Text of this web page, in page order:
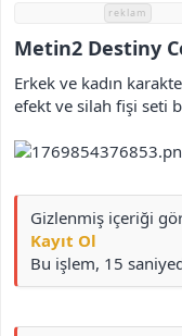
ireklam
Metin2 Destiny
Erkek ve kadın
efekt ve silah fişi seti
Gizlenmiş içeriği
Kayıt Ol
Bu işlem, 15